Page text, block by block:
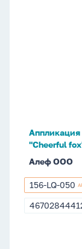
fox"
"Cheerful
Алеф ООО
156-
LQ-
156-LQ-050